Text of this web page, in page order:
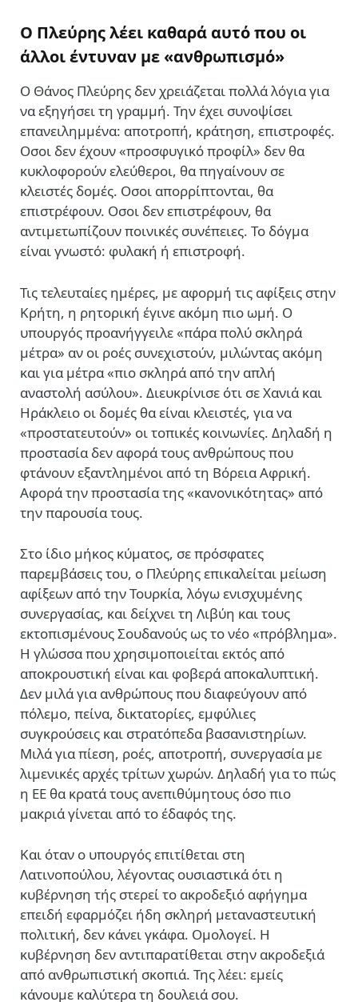
Ο Πλεύρης λέει καθαρά αυτό που οι
άλλοι έντυναν με «ανθρωπισμό»
Ο Θάνος Πλεύρης δεν χρειάζεται πολλά λόγια για
να εξηγήσει τη γραμμή. Την έχει συνοψίσει
επανειλημμένα: αποτροπή, κράτηση, επιστροφές.
Οσοι δεν έχουν «προσφυγικό προφίλ» δεν θα
κυκλοφορούν ελεύθεροι, θα πηγαίνουν σε
κλειστές δομές. Οσοι απορρίπτονται, θα
επιστρέφουν. Οσοι δεν επιστρέφουν, θα
αντιμετωπίζουν ποινικές συνέπειες. Το δόγμα
είναι γνωστό: φυλακή ή επιστροφή.
Τις τελευταίες ημέρες, με αφορμή τις αφίξεις στην
Κρήτη, η ρητορική έγινε ακόμη πιο ωμή. Ο
υπουργός προανήγγειλε «πάρα πολύ σκληρά
μέτρα» αν οι ροές συνεχιστούν, μιλώντας ακόμη
και για μέτρα «πιο σκληρά από την απλή
αναστολή ασύλου». Διευκρίνισε ότι σε Χανιά και
Ηράκλειο οι δομές θα είναι κλειστές, για να
«προστατευτούν» οι τοπικές κοινωνίες. Δηλαδή η
προστασία δεν αφορά τους ανθρώπους που
φτάνουν εξαντλημένοι από τη Βόρεια Αφρική.
Αφορά την προστασία της «κανονικότητας» από
την παρουσία τους.
Στο ίδιο μήκος κύματος, σε πρόσφατες
παρεμβάσεις του, ο Πλεύρης επικαλείται μείωση
αφίξεων από την Τουρκία, λόγω ενισχυμένης
συνεργασίας, και δείχνει τη Λιβύη και τους
εκτοπισμένους Σουδανούς ως το νέο «πρόβλημα».
Η γλώσσα που χρησιμοποιείται εκτός από
αποκρουστική είναι και φοβερά αποκαλυπτική.
Δεν μιλά για ανθρώπους που διαφεύγουν από
πόλεμο, πείνα, δικτατορίες, εμφύλιες
συγκρούσεις και στρατόπεδα βασανιστηρίων.
Μιλά για πίεση, ροές, αποτροπή, συνεργασία με
λιμενικές αρχές τρίτων χωρών. Δηλαδή για το πώς
η ΕΕ θα κρατά τους ανεπιθύμητους όσο πιο
μακριά γίνεται από το έδαφός της.
Και όταν ο υπουργός επιτίθεται στη
Λατινοπούλου, λέγοντας ουσιαστικά ότι η
κυβέρνηση τής στερεί το ακροδεξιό αφήγημα
επειδή εφαρμόζει ήδη σκληρή μεταναστευτική
πολιτική, δεν κάνει γκάφα. Ομολογεί. Η
κυβέρνηση δεν αντιπαρατίθεται στην ακροδεξιά
από ανθρωπιστική σκοπιά. Της λέει: εμείς
κάνουμε καλύτερα τη δουλειά σου.